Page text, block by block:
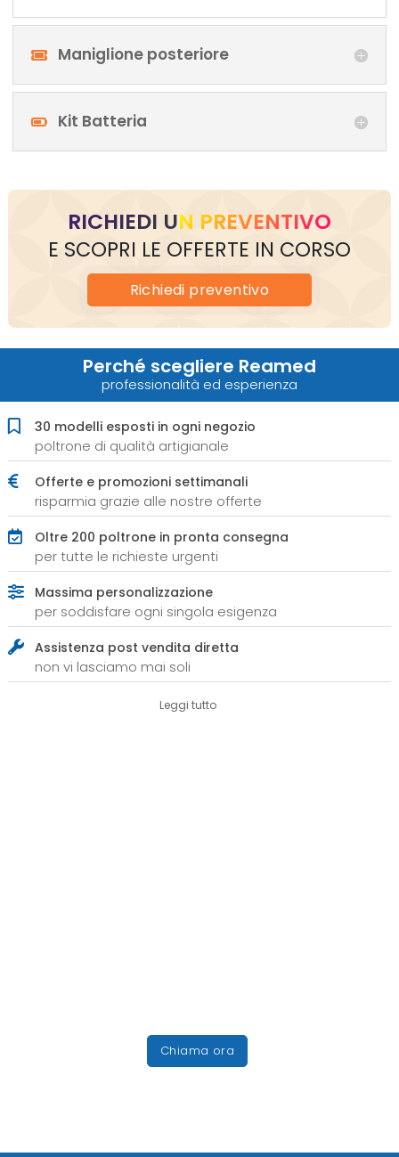
Maniglione posteriore
Kit Batteria
RICHIEDI UN PREVENTIVO
E SCOPRI LE OFFERTE IN CORSO
Richiedi preventivo
Perché scegliere Reamed
professionalità ed esperienza
30 modelli esposti in ogni negozio
poltrone di qualità artigianale
Offerte e promozioni settimanali
risparmia grazie alle nostre offerte
Oltre 200 poltrone in pronta consegna
per tutte le richieste urgenti
Massima personalizzazione
per soddisfare ogni singola esigenza
Assistenza post vendita diretta
non vi lasciamo mai soli
Leggi tutto
Chiama ora